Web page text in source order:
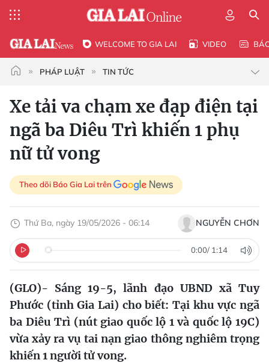
WELCOME TO GIA LAI VIDEO
PHÁP LUẬT TIN TỨC
Xe tải va chạm xe đạp điện tại
ngã ba Diêu Trì khiến 1 phụ
nữ tử vong
Theo dõi Báo Gia Lai trên
Thứ Ba, ngày 19/05/2026 - 06:14 NGUYỄN CHƠN
0:00/ 1:14
(GLO)- Sáng 19-5, lãnh đạo UBND xã Tuy
Phước (tỉnh Gia Lai) cho biết: Tại khu vực ngã
ba Diêu Trì (nút giao quốc lộ 1 và quốc lộ 19C)
vừa xảy ra vụ tai nạn giao thông nghiêm trọng
khiến 1 người tử vong.